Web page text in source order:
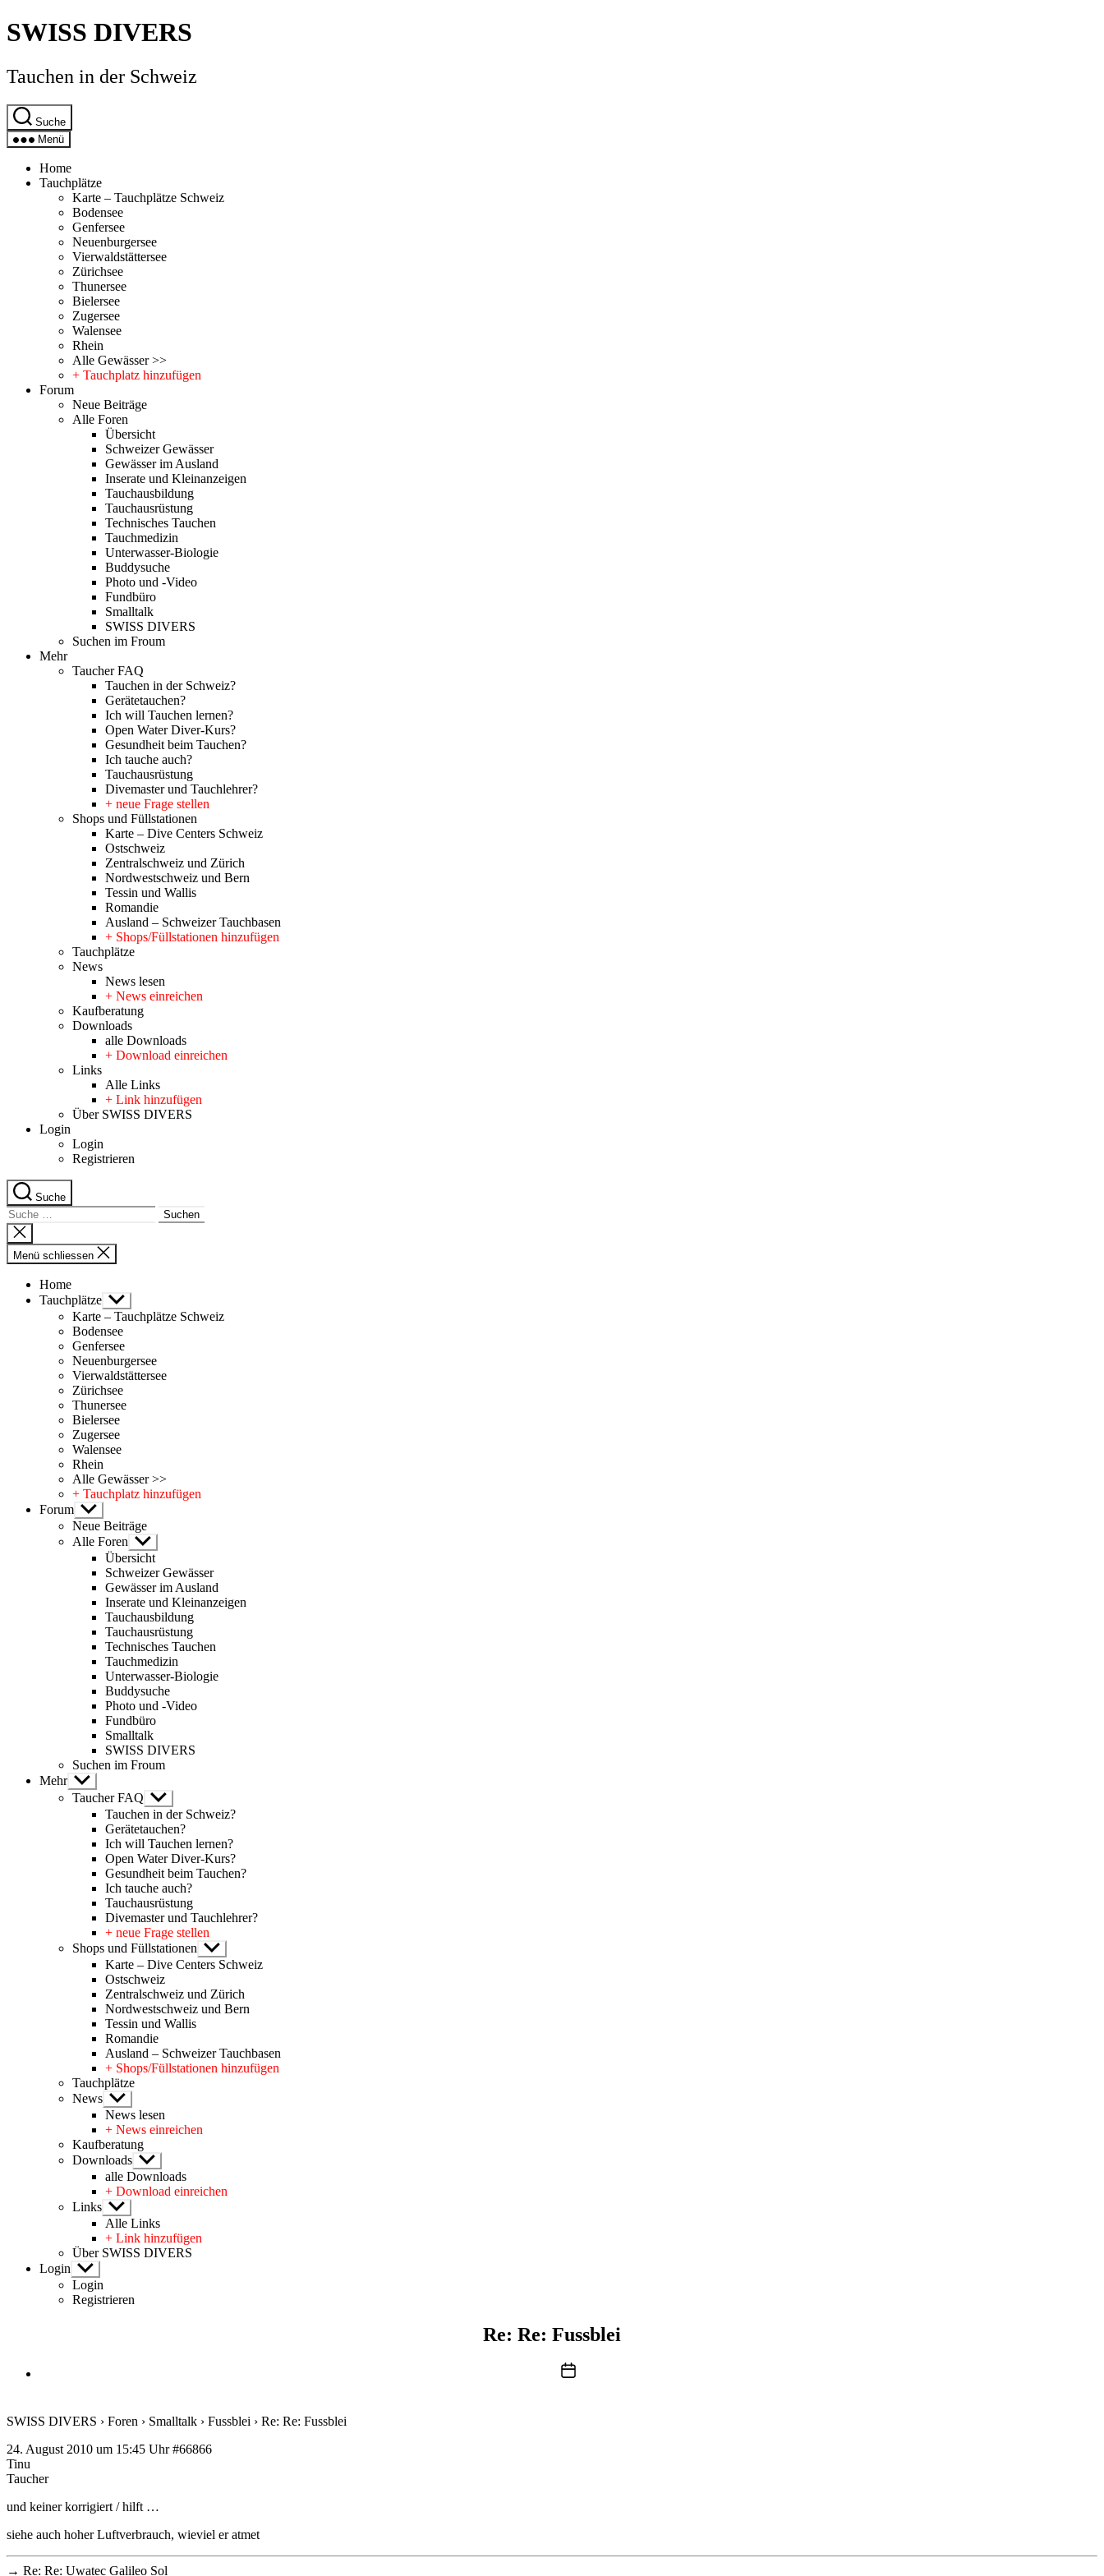
Direkt
zum
wechseln
SWISS DIVERS
Tauchen in der Schweiz
Suche
Menü
Home
Tauchplätze
Karte – Tauchplätze Schweiz
Bodensee
Genfersee
Neuenburgersee
Vierwaldstättersee
Zürichsee
Thunersee
Bielersee
Zugersee
Walensee
Rhein
Alle Gewässer >>
+ Tauchplatz hinzufügen
Forum
Neue Beiträge
Alle Foren
Übersicht
Schweizer Gewässer
Gewässer im Ausland
Inserate und Kleinanzeigen
Tauchausbildung
Tauchausrüstung
Technisches Tauchen
Tauchmedizin
Unterwasser-Biologie
Buddysuche
Photo und -Video
Fundbüro
Smalltalk
SWISS DIVERS
Suchen im Froum
Mehr
Taucher FAQ
Tauchen in der Schweiz?
Gerätetauchen?
Ich will Tauchen lernen?
Open Water Diver-Kurs?
Gesundheit beim Tauchen?
Ich tauche auch?
Tauchausrüstung
Divemaster und Tauchlehrer?
+ neue Frage stellen
Shops und Füllstationen
Karte – Dive Centers Schweiz
Ostschweiz
Zentralschweiz und Zürich
Nordwestschweiz und Bern
Tessin und Wallis
Romandie
Ausland – Schweizer Tauchbasen
+ Shops/Füllstationen hinzufügen
Tauchplätze
News
News lesen
+ News einreichen
Kaufberatung
Downloads
alle Downloads
+ Download einreichen
Links
Alle Links
+ Link hinzufügen
Über SWISS DIVERS
Login
Login
Registrieren
Suche
Suche
nach:
Suche
schliessen
Menü schliessen
Home
Tauchplätze Untermenü
anzeigen
Karte – Tauchplätze Schweiz
Bodensee
Genfersee
Neuenburgersee
Vierwaldstättersee
Zürichsee
Thunersee
Bielersee
Zugersee
Walensee
Rhein
Alle Gewässer >>
+ Tauchplatz hinzufügen
Forum Untermenü
anzeigen
Neue Beiträge
Alle Foren Untermenü
anzeigen
Übersicht
Schweizer Gewässer
Gewässer im Ausland
Inserate und Kleinanzeigen
Tauchausbildung
Tauchausrüstung
Technisches Tauchen
Tauchmedizin
Unterwasser-Biologie
Buddysuche
Photo und -Video
Fundbüro
Smalltalk
SWISS DIVERS
Suchen im Froum
Mehr Untermenü
anzeigen
Taucher FAQ Untermenü
anzeigen
Tauchen in der Schweiz?
Gerätetauchen?
Ich will Tauchen lernen?
Open Water Diver-Kurs?
Gesundheit beim Tauchen?
Ich tauche auch?
Tauchausrüstung
Divemaster und Tauchlehrer?
+ neue Frage stellen
Shops und Füllstationen Untermenü
anzeigen
Karte – Dive Centers Schweiz
Ostschweiz
Zentralschweiz und Zürich
Nordwestschweiz und Bern
Tessin und Wallis
Romandie
Ausland – Schweizer Tauchbasen
+ Shops/Füllstationen hinzufügen
Tauchplätze
News Untermenü
anzeigen
News lesen
+ News einreichen
Kaufberatung
Downloads Untermenü
anzeigen
alle Downloads
+ Download einreichen
Links Untermenü
anzeigen
Alle Links
+ Link hinzufügen
Über SWISS DIVERS
Login Untermenü
anzeigen
Login
Registrieren
Re: Re: Fussblei
Beitragsdatum
SWISS DIVERS › Foren › Smalltalk › Fussblei › Re: Re: Fussblei
24. August 2010 um 15:45 Uhr #66866
Tinu
Taucher
und keiner korrigiert / hilft …
siehe auch hoher Luftverbrauch, wieviel er atmet
→ Re: Re: Uwatec Galileo Sol